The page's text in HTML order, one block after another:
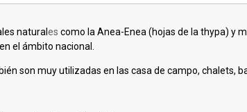
natural es como la Anea-Enea (hojas de la thypa) y
el ámbito nacional.
son muy utilizadas en las casa de campo, chalets,